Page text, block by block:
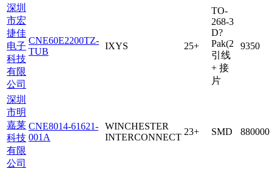
深圳
市宏
捷佳
电子
科技
有限
公司
CNE60E2200TZ-
TUB
IXYS 25+
TO-
268-3
D?
Pak(2
引线
+ 接
片
9350
深圳
市明
嘉莱
科技
有限
公司
CNE8014-61621-
001A
WINCHESTER
INTERCONNECT
23+ SMD 880000